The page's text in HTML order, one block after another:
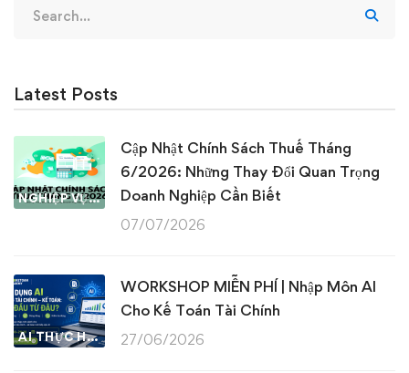
for:
Latest Posts
NGHIỆP VỤ KẾ TOÁN & THUẾ
Cập Nhật Chính Sách Thuế Tháng
6/2026: Những Thay Đổi Quan Trọng
Doanh Nghiệp Cần Biết
07/07/2026
AI THỰC HÀNH
WORKSHOP MIỄN PHÍ | Nhập Môn AI
Cho Kế Toán Tài Chính
27/06/2026